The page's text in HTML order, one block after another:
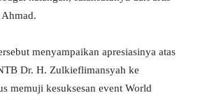
menyampaikan apresiasinya atas
Dr. H. Zulkieflimansyah ke
memuji kesuksesan event World